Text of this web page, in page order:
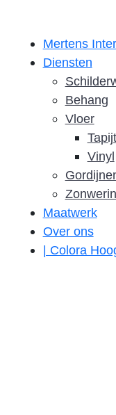
Mertens
Diensten
Behang
Vloer
Tapijt
Vinyl
Maatwerk
Over ons
| Colora